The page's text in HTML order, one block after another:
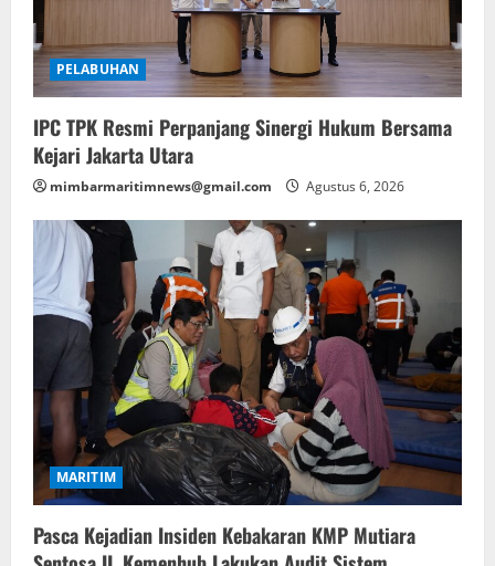
PELABUHAN
IPC TPK Resmi Perpanjang Sinergi Hukum Bersama
Kejari Jakarta Utara
mimbarmaritimnews@gmail.com Agustus 6, 2026
MARITIM
Pasca Kejadian Insiden Kebakaran KMP Mutiara